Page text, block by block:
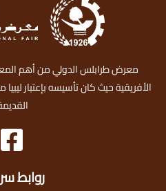
معرض طرابلس الدولي من أهم
الأفريقية حيث كان تأسيسه بإعتبار ليبيا
روابط